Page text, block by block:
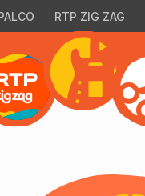
RTP ZIG ZAG